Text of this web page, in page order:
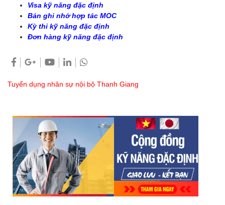
Visa kỹ năng đặc định
Bản ghi nhớ hợp tác MOC
Kỳ thi kỹ năng đặc định
Đơn hàng kỹ năng đặc định
Tuyển dụng nhân sự nội bộ Thanh Giang